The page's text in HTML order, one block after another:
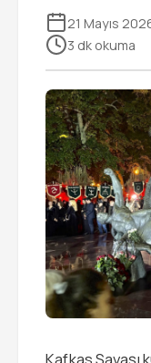
21 Mayıs
3 dk okuma